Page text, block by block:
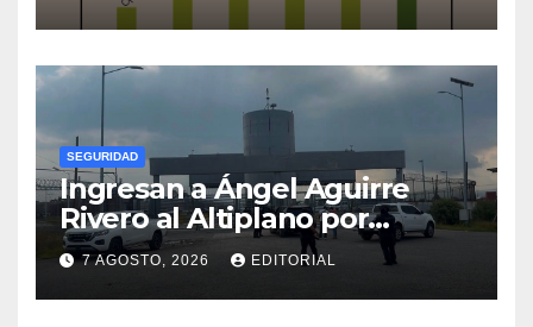
SEGURIDAD
Ingresan a Ángel Aguirre
Rivero al Altiplano por
presunta destrucción de
evidencias de caso
Ayotzinapa
7 AGOSTO, 2026 EDITORIAL